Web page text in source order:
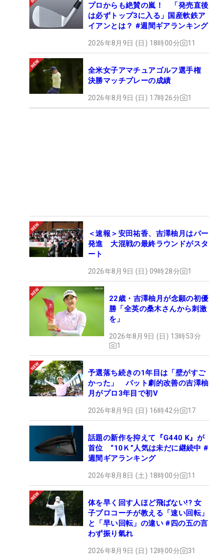
プロからも絶賛の嵐！ 「発売直後
は必ずトップ3に入る」国産軟鉄ア
イアンとは？ #週間ギアランキング
2026年8月9日 (日) 18時00分 11
全米女子アマチュアゴルフ選手権
決勝マッチプレーの成績
2026年8月9日 (日) 17時26分 1
＜速報＞安田祐香、吉澤柚月はパー
発進 大混戦の最終ラウンドがスタ
ート
2026年8月9日 (日) 09時28分 1
22歳・吉澤柚月が念願の初優
勝「全英の桑木さんから刺激
を」
2026年8月9日 (日) 13時53分
1
予選落ち続きの1年目は「壁がすご
かった」 パット劇的改善の吉澤柚
月がプロ3年目で初V
2026年8月9日 (日) 16時42分 17
話題の新作を抑えて『G440 K』が
首位 “10Ｋ”人気は未だに継続中 #
週間ギアランキング
2026年8月8日 (土) 18時00分 11
体を早く回す人ほど飛ばない!? 女
子プロコーチが教える「速い回転」
と「早い回転」の違い #四の五の言
わず振り氣れ
2026年8月9日 (日) 12時00分 31